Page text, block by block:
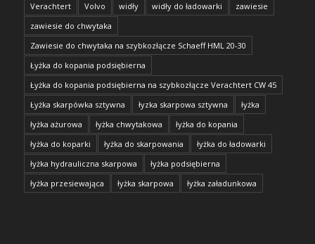
Verachtert
Volvo widły widły do ładowarki
zawiesie
zawiesie do chwytaka
Zawiesie do chwytaka na szybkozłącze Schaeff HML 20-30
Łyżka do kopania podsiębierna
Łyżka do kopania podsiębierna na szybkozłącze Verachtert CW 45
Łyżka skarpówka sztywna
łyzka skarpowa sztywna
łyżka
łyżka ażurowa
łyżka chwytakowa
łyżka do kopania
łyżka do koparki
łyżka do skarpowania
łyżka do ładowarki
łyżka hydrauliczna skarpowa
łyżka podsiębierna
łyżka przesiewająca
łyżka skarpowa łyżka załadunkowa